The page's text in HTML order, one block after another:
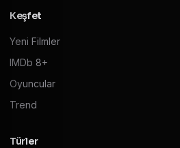
Keşfet
Yeni Filmler
IMDb 8+
Oyuncular
Trend
Türler